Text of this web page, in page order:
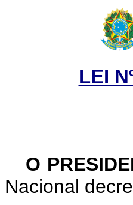
LEI
O
Nacional